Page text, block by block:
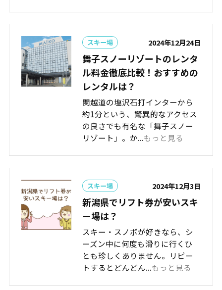
スキー場 2024年12月24日
舞子スノーリゾートのレンタ
ル料金徹底比較！おすすめの
レンタルは？
関越道の塩沢石打インターから
約1分という、驚異的なアクセス
の良さでも有名な「舞子スノー
リゾート」。か...もっと見る
スキー場 2024年12月3日
新潟県でリフト券が安いスキ
ー場は？
スキー・スノボが好きなら、シ
ーズン中に何度も滑りに行くひ
とも珍しくありません。リピー
トするとどんどん...もっと見る